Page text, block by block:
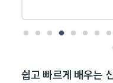
쉽고 빠르게 배우는